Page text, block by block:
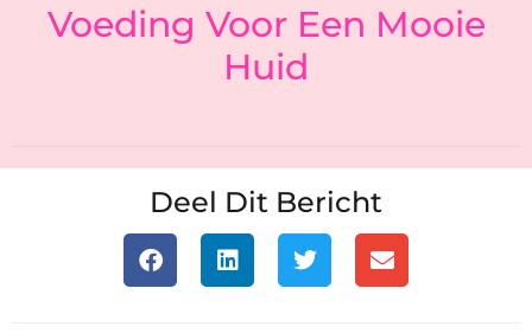
Voeding Voor Een Mooie
Huid
Deel Dit Bericht